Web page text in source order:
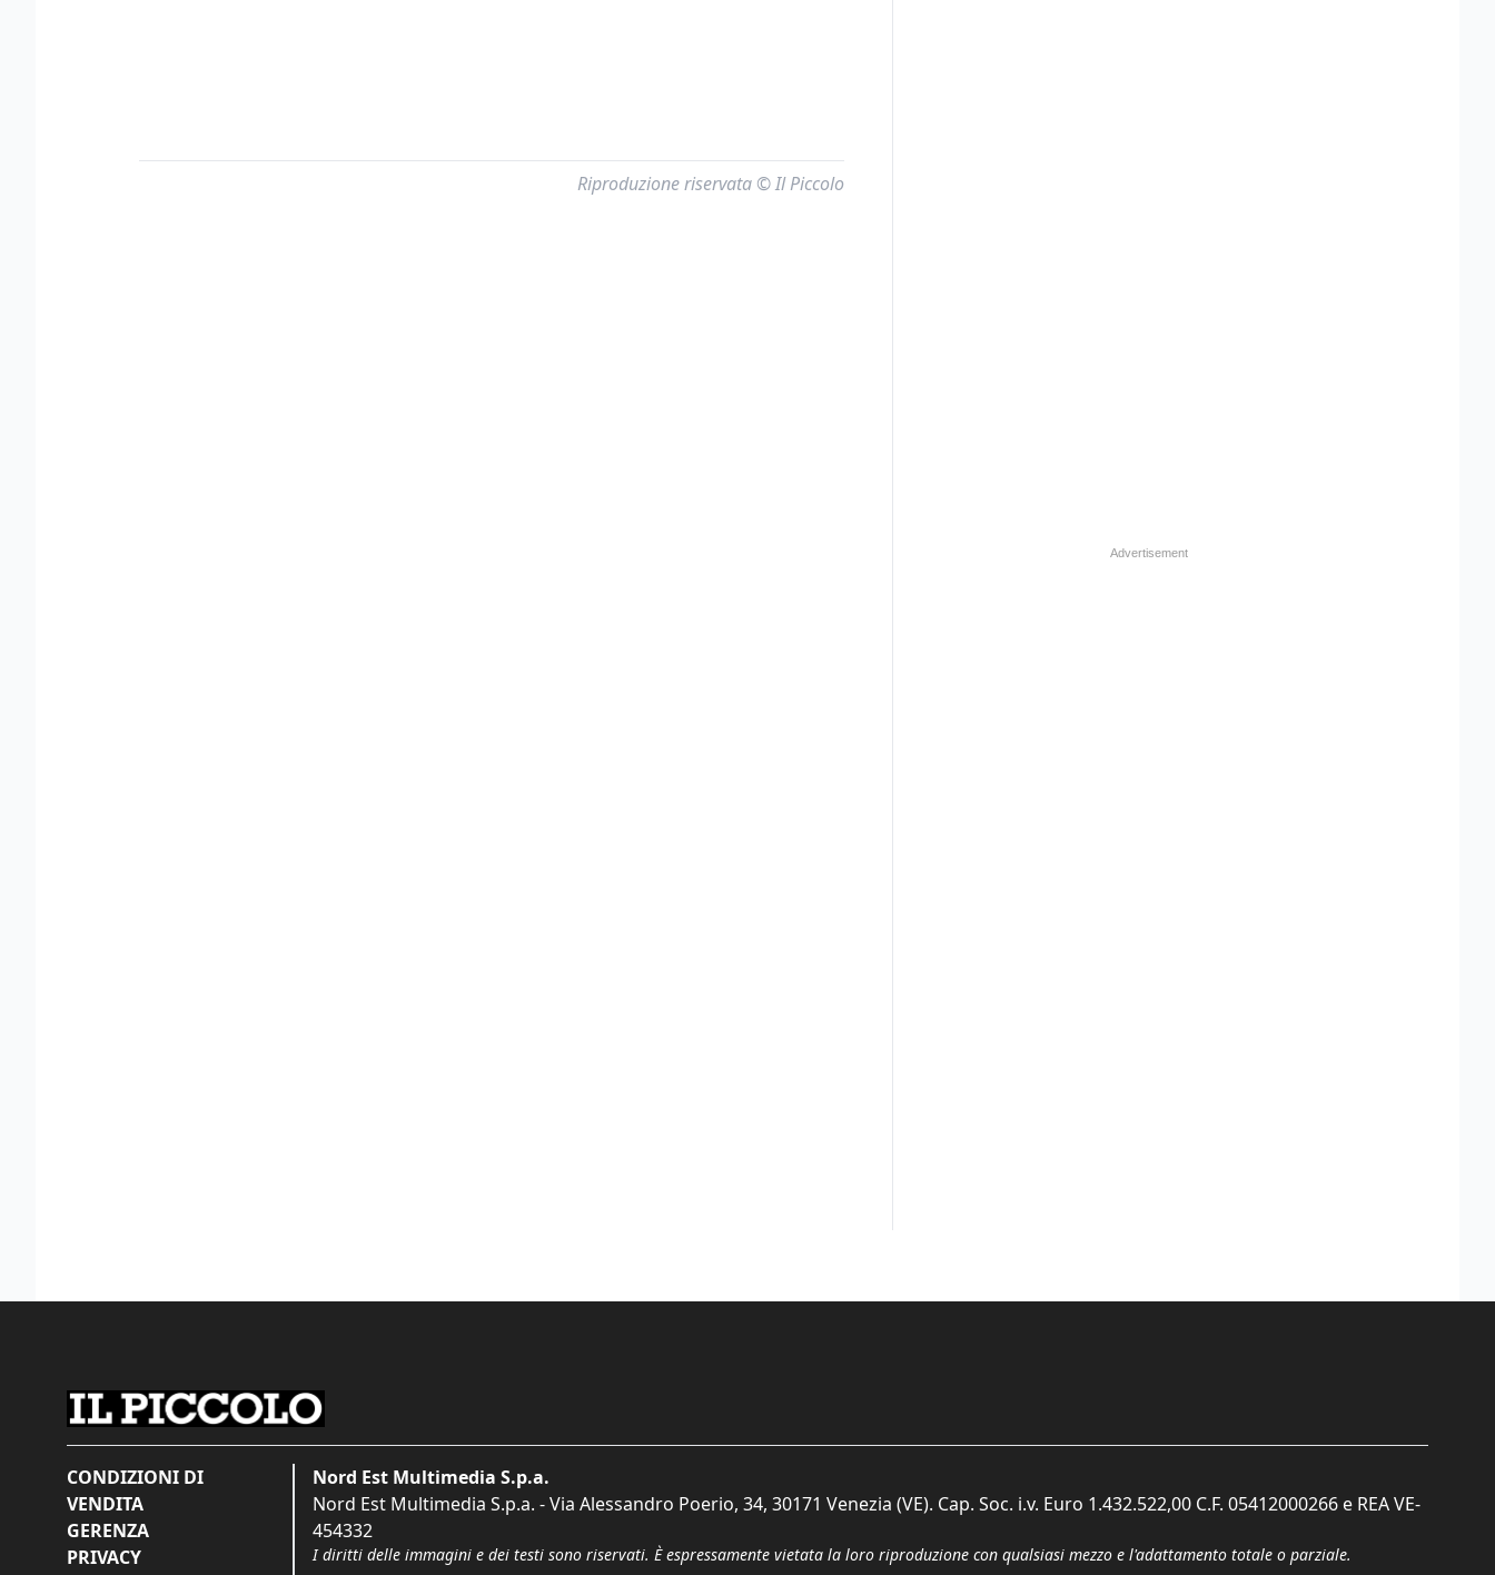
Riproduzione riservata © Il Piccolo
CONDIZIONI DI
VENDITA
GERENZA
PRIVACY
Nord Est Multimedia S.p.a.
Nord Est Multimedia S.p.a. - Via Alessandro Poerio, 34, 30171 Venezia (VE). Cap. Soc. i.v. Euro 1.432.522,00 C.F. 05412000266 e REA VE-
454332
I diritti delle immagini e dei testi sono riservati. È espressamente vietata la loro riproduzione con qualsiasi mezzo e l'adattamento totale o parziale.